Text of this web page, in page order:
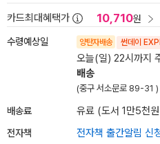
카드최대혜택가 10,710원
수령예상일 양탄자배송 썬데이
오늘(일) 22시까지
배송
(중구 서소문로 89-31 )
배송료 유료 (도서 1만5천
전자책 전자책 출간알림 신